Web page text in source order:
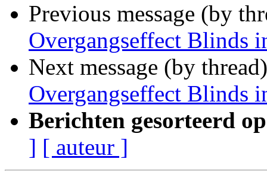
Previous message (by
Overgangseffect Blinds
Next message (by
Overgangseffect Blinds
Berichten gesorteerd
] [ auteur ]